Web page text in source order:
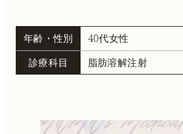
年齢・性別
40代女性
診療科目
脂肪溶解注射